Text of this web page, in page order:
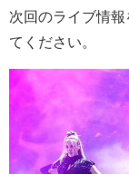
次回のライブ情
てください。